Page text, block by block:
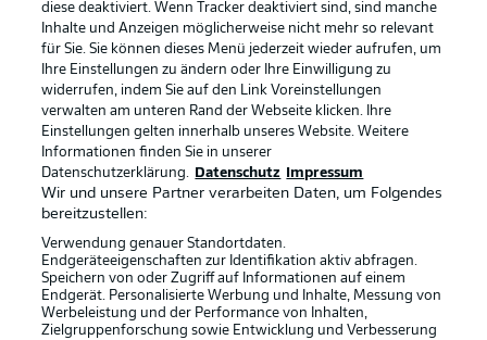
Sprachauswahl
Deutsch Anzeige Modus
Login
BUNDESLIGA APP
Offizielle Partner
diese deaktiviert. Wenn Tracker deaktiviert sind, sind manche
Inhalte und Anzeigen möglicherweise nicht mehr so relevant
für Sie. Sie können dieses Menü jederzeit wieder aufrufen, um
Ihre Einstellungen zu ändern oder Ihre Einwilligung zu
widerrufen, indem Sie auf den Link Voreinstellungen
verwalten am unteren Rand der Webseite klicken. Ihre
Einstellungen gelten innerhalb unseres Website. Weitere
Informationen finden Sie in unserer
Datenschutzerklärung.
Datenschutz Impressum
Wir und unsere Partner verarbeiten Daten, um Folgendes
bereitzustellen:
Verwendung genauer Standortdaten.
Endgeräteeigenschaften zur Identifikation aktiv abfragen.
Speichern von oder Zugriff auf Informationen auf einem
Endgerät. Personalisierte Werbung und Inhalte, Messung von
Werbeleistung und der Performance von Inhalten,
Zielgruppenforschung sowie Entwicklung und Verbesserung